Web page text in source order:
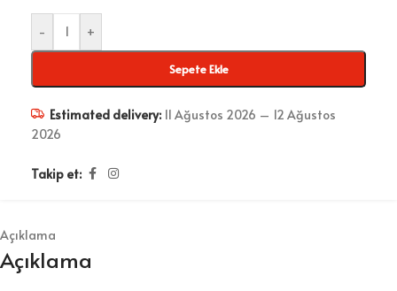
- +
Sepete Ekle
Estimated delivery: 11 Ağustos 2026 – 12 Ağustos
2026
Takip et:
Açıklama
Açıklama